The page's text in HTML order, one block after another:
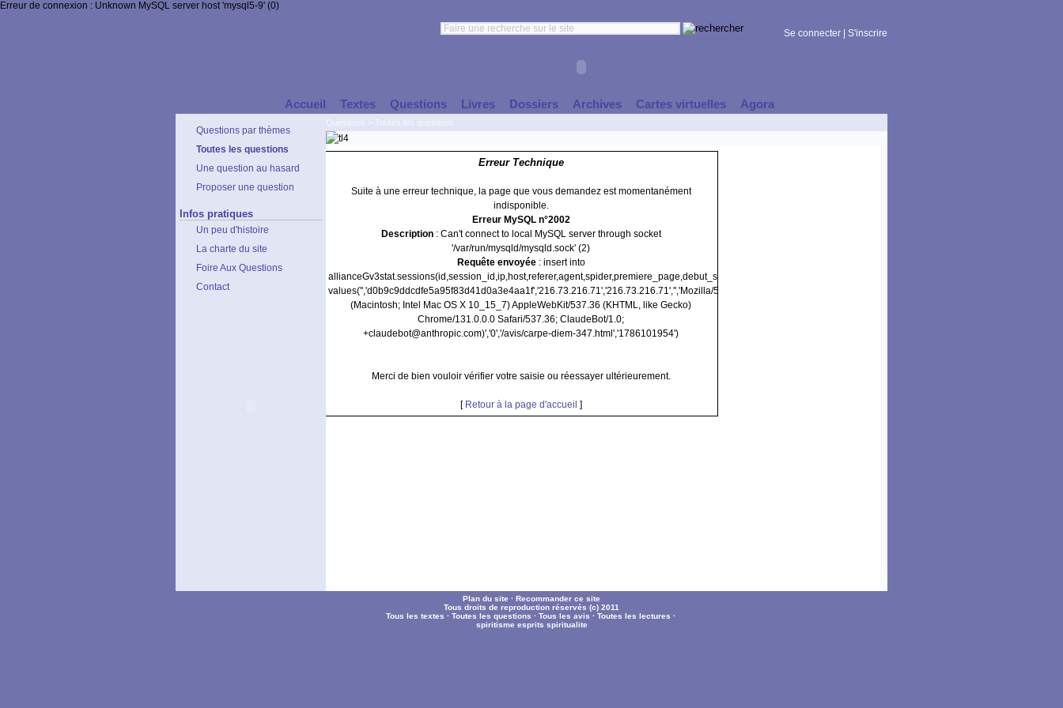
Erreur de connexion : Unknown MySQL server host 'mysql5-9' (0)
Se connecter S'inscrire
Accueil Textes Questions Livres Dossiers Archives Cartes virtuelles Agora
Questions par thèmes
Toutes les questions
Une question au hasard
Proposer une question
Infos pratiques
Un peu d'histoire
La charte du site
Foire Aux Questions
Contact
Erreur Technique
Suite à une erreur technique, la page que vous demandez est momentanément
indisponible.
Erreur MySQL n°2002
Description: Can't connect to local MySQL server through socket
'/var/run/mysqld/mysqld.sock' (2)
Requête envoyée: insert into
allianceGv3stat.sessions(id,session_id,ip,host,referer,agent,spider,premiere_page,debut_session)
values('','d0b9c9ddcdfe5a95f83d41d0a3e4aa1f','216.73.216.71','216.73.216.71','','Mozilla/5.0
(Macintosh; Intel Mac OS X 10_15_7) AppleWebKit/537.36 (KHTML, like Gecko)
Chrome/131.0.0.0 Safari/537.36; ClaudeBot/1.0;
+claudebot@anthropic.com)','0','/avis/carpe-diem-347.html','1786101954')
Merci de bien vouloir vérifier votre saisie ou réessayer ultérieurement.
[ Retour à la page d'accueil ]
Plan du site · Recommander ce site
Tous droits de reproduction réservés (c) 2011
Tous les textes · Toutes les questions · Tous les avis · Toutes les lectures ·
spiritisme esprits spiritualite